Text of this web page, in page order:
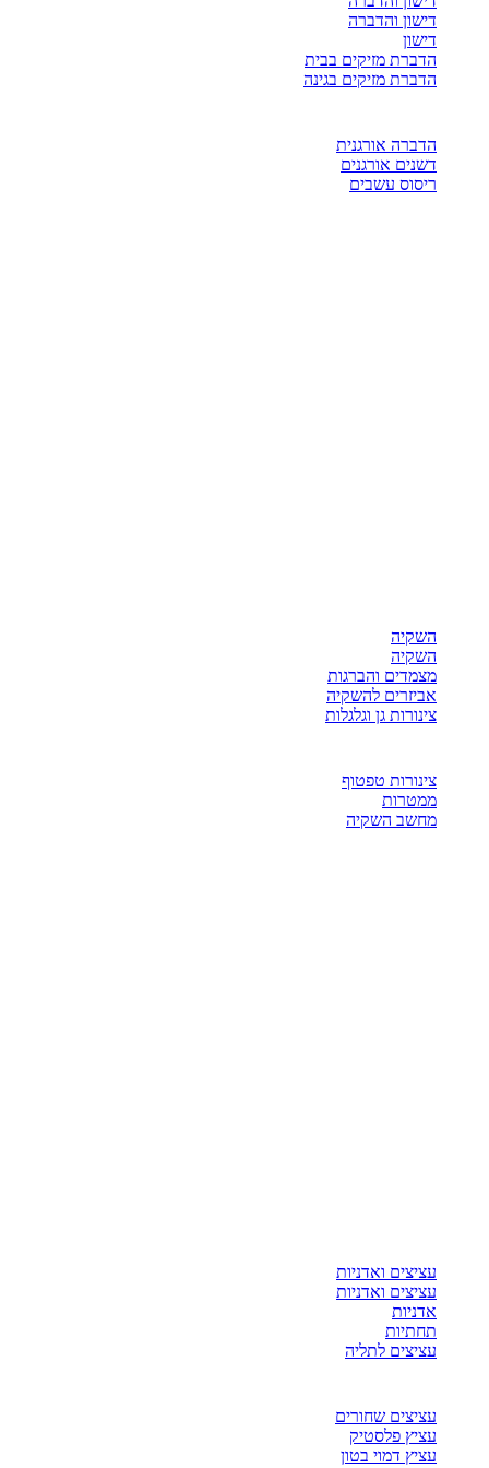
דישון והדברה
דישון
הדברת מזיקים בבית
הדברת מזיקים בגינה
הדברה אורגנית
דשנים אורגנים
ריסוס עשבים
השקיה
השקיה
מצמדים והברגות
אביזרים להשקיה
צינורות גן וגלגלות
צינורות טפטוף
ממטרות
מחשב השקיה
עציצים ואדניות
עציצים ואדניות
אדניות
תחתיות
עציצים לתליה
עציצים שחורים
עציץ פלסטיק
עציץ דמוי בטון